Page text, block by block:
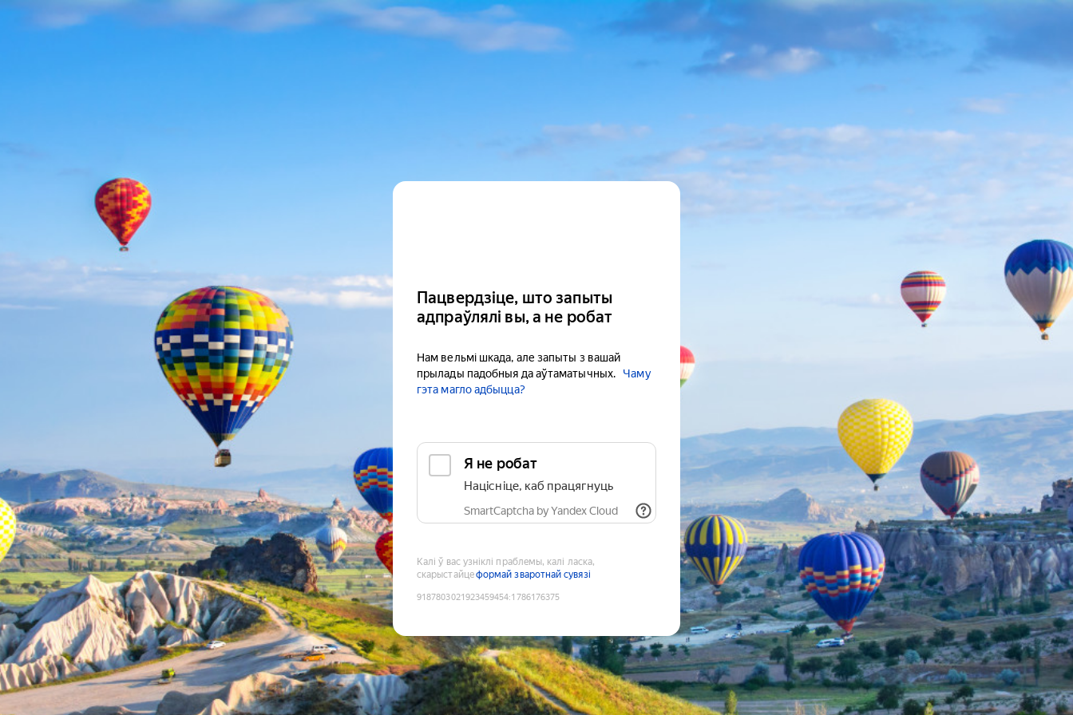
Пацвердзіце, што запыты
адпраўлялі вы, а не робат
Нам вельмі шкада, але запыты з вашай
прылады падобныя да аўтаматычных.
Чаму
гэта магло адбыцца?
Я не робат
Націсніце, каб працягнуць
SmartCaptcha by Yandex Cloud
Калі ў вас узніклі праблемы, калі ласка,
скарыстайцеформай зваротнай сувязі
9187803021923459454:1786176375